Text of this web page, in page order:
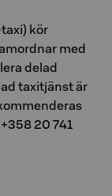
kör
med
delad
taxitjänst är
20 741